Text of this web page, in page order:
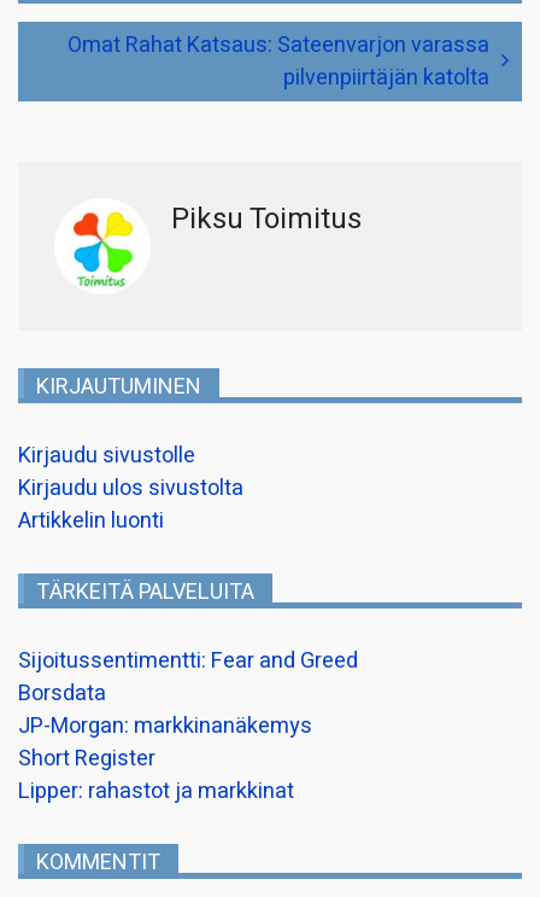
Omat Rahat Katsaus: Sateenvarjon varassa
pilvenpiirtäjän katolta
Piksu Toimitus
KIRJAUTUMINEN
Kirjaudu sivustolle
Kirjaudu ulos sivustolta
Artikkelin luonti
TÄRKEITÄ PALVELUITA
Sijoitussentimentti: Fear and Greed
Borsdata
JP-Morgan: markkinanäkemys
Short Register
Lipper: rahastot ja markkinat
KOMMENTIT